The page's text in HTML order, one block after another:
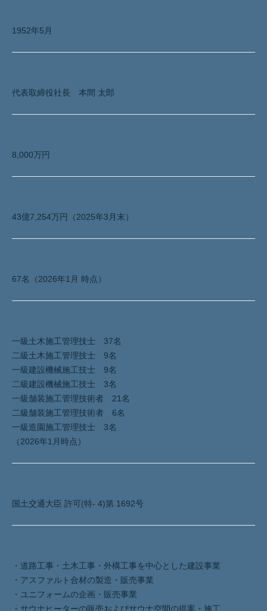
1952年5月
代表取締役社長 本間 太郎
8,000万円
43億7,254万円（2025年3月末）
67名（2026年1月 時点）
一級土木施工管理技士 37名
二級土木施工管理技士 9名
一級建設機械施工技士 9名
二級建設機械施工技士 3名
一級舗装施工管理技術者 21名
二級舗装施工管理技術者 6名
一級造園施工管理技士 3名
（2026年1月時点）
国土交通大臣 許可(特- 4)第 1692号
・道路工事・土木工事・外構工事を中心とした建設事業
・アスファルト合材の製造・販売事業
・ユニフォームの企画・販売事業
・サウナヒーターの販売およびサウナ空間の提案・施工